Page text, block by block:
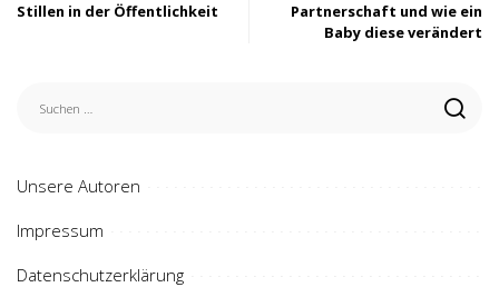
Stillen in der Öffentlichkeit
Partnerschaft und wie ein
Baby diese verändert
Unsere Autoren
Impressum
Datenschutzerklärung